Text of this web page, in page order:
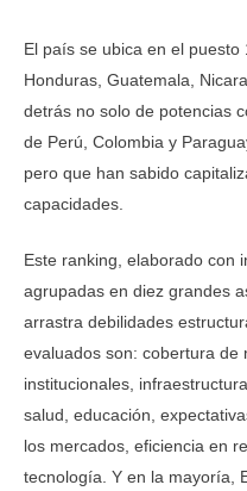
El país se ubica en el
Honduras, Guatemala,
detrás no solo de potencias
de Perú, Colombia y
pero que han sabido
capacidades.
Este ranking, elaborado con
agrupadas en diez grandes
arrastra debilidades
evaluados son: cobertura de
institucionales,
salud, educación,
los mercados, eficiencia en
tecnología. Y en la mayoría,